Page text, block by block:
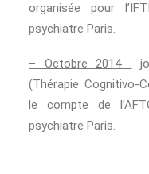
organisée pour
psychiatre Paris.
– Octobre 2014 :
(Thérapie Cognitivo-
le compte de
psychiatre Paris.